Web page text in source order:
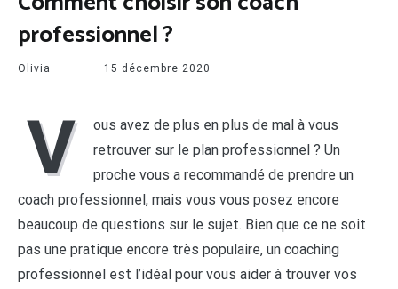
professionnel ?
Olivia 15 décembre 2020
V
ous avez de plus en plus de mal à vous
retrouver sur le plan professionnel ? Un
proche vous a recommandé de prendre un
coach professionnel, mais vous vous posez encore
beaucoup de questions sur le sujet. Bien que ce ne soit
pas une pratique encore très populaire, un coaching
professionnel est l’idéal pour vous aider à trouver vos